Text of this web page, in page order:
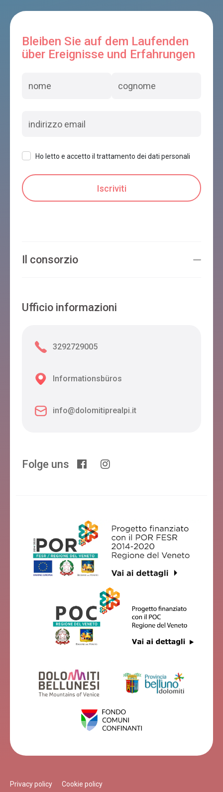
Bleiben Sie auf dem Laufenden
über Ereignisse und Erfahrungen
Ho letto e accetto il trattamento dei dati personali
Il consorzio
Ufficio informazioni
3292729005
Informationsbüros
info@dolomitiprealpi.it
Folge uns
Privacy policy Cookie policy